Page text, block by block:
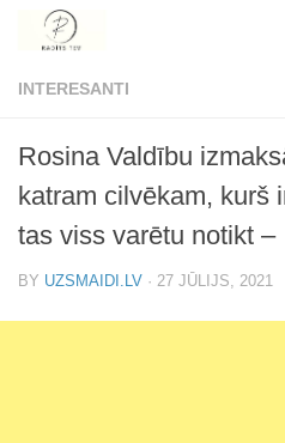
Skip to content
INTERESANTI
Rosina Valdību
katram cilvēkam, kurš
tas viss varētu notikt –
BY UZSMAIDI.LV · 27 JŪLIJS, 2021